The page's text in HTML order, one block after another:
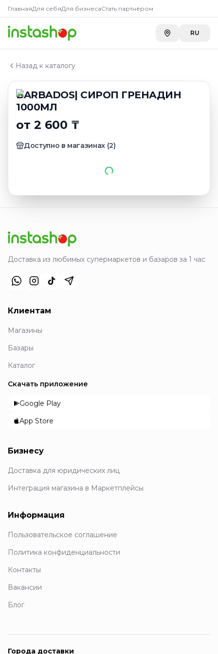
ГлавнаяДля себяДля бизнесаСтать партнёром
RU
Назад к каталогу
BARBADOS| СИРОП ГРЕНАДИН
1000МЛ
от 2 600 ₸
Доступно в магазинах (2)
Главная
Каталог
Сиропы, топпинги
BARBADOS| СИРОП ГРЕНАДИН 1000МЛ
КупитьBARBADOS|
Доставка из любимых супермаркетов и базаров за 1 час
Клиентам
Магазины
Базары
Каталог
Скачать приложение
Google Play
App Store
Бизнесу
Доставка для юридических лиц
Интеграция магазина в Маркетплейсы
Информация
Пользовательское соглашение
Политика конфиденциальности
Контакты
Вакансии
Блог
Города доставки